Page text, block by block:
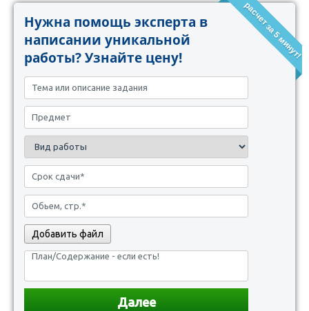
расчет за 5 минут!
Нужна помощь эксперта в
написании уникальной
работы? Узнайте цену!
Добавить файл